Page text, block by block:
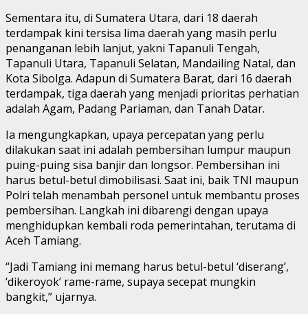
Sementara itu, di Sumatera Utara, dari 18 daerah
terdampak kini tersisa lima daerah yang masih perlu
penanganan lebih lanjut, yakni Tapanuli Tengah,
Tapanuli Utara, Tapanuli Selatan, Mandailing Natal, dan
Kota Sibolga. Adapun di Sumatera Barat, dari 16 daerah
terdampak, tiga daerah yang menjadi prioritas perhatian
adalah Agam, Padang Pariaman, dan Tanah Datar.
Ia mengungkapkan, upaya percepatan yang perlu
dilakukan saat ini adalah pembersihan lumpur maupun
puing-puing sisa banjir dan longsor. Pembersihan ini
harus betul-betul dimobilisasi. Saat ini, baik TNI maupun
Polri telah menambah personel untuk membantu proses
pembersihan. Langkah ini dibarengi dengan upaya
menghidupkan kembali roda pemerintahan, terutama di
Aceh Tamiang.
“Jadi Tamiang ini memang harus betul-betul ‘diserang’,
‘dikeroyok’ rame-rame, supaya secepat mungkin
bangkit,” ujarnya.